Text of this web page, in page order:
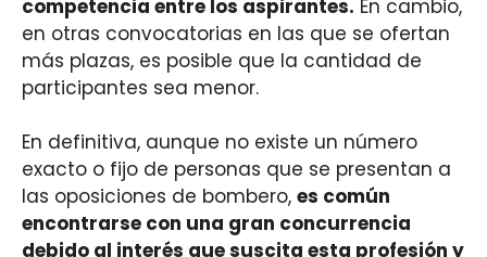
competencia entre los aspirantes. En cambio,
en otras convocatorias en las que se ofertan
más plazas, es posible que la cantidad de
participantes sea menor.
En definitiva, aunque no existe un número
exacto o fijo de personas que se presentan a
las oposiciones de bombero, es común
encontrarse con una gran concurrencia
debido al interés que suscita esta profesión y